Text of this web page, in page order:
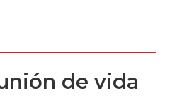
de vida